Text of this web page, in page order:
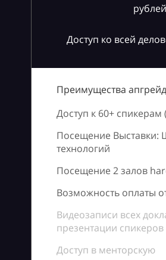
рублей
Доступ ко всей
Преимущества
Доступ к 60+ спикерам
Посещение Выставки:
технологий
Посещение 2 залов
Возможность оплаты
Видеозаписи всех
презентации спикеров
Доступ в менторскую